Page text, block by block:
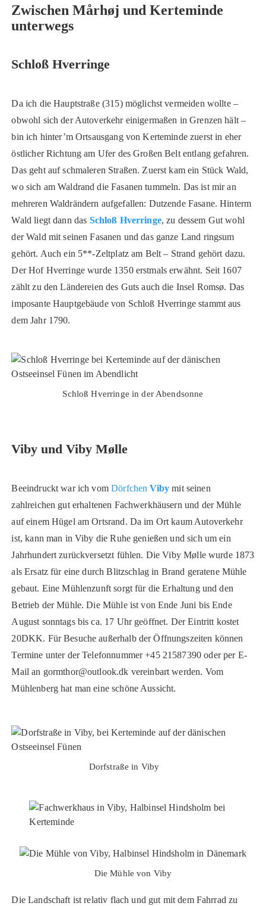
Zwischen Mårhøj und Kerteminde
unterwegs
Schloß Hverringe
Da ich die Hauptstraße (315) möglichst vermeiden wollte –
obwohl sich der Autoverkehr einigermaßen in Grenzen hält –
bin ich hinter’m Ortsausgang von Kerteminde zuerst in eher
östlicher Richtung am Ufer des Großen Belt entlang gefahren.
Das geht auf schmaleren Straßen. Zuerst kam ein Stück Wald,
wo sich am Waldrand die Fasanen tummeln. Das ist mir an
mehreren Waldrändern aufgefallen: Dutzende Fasane. Hinterm
Wald liegt dann das Schloß Hverringe, zu dessem Gut wohl
der Wald mit seinen Fasanen und das ganze Land ringsum
gehört. Auch ein 5**-Zeltplatz am Belt – Strand gehört dazu.
Der Hof Hverringe wurde 1350 erstmals erwähnt. Seit 1607
zählt zu den Ländereien des Guts auch die Insel Romsø. Das
imposante Hauptgebäude von Schloß Hverringe stammt aus
dem Jahr 1790.
Schloß Hverringe in der Abendsonne
Viby und Viby Mølle
Beeindruckt war ich vomDörfchenViby mit seinen
zahlreichen gut erhaltenen Fachwerkhäusern und der Mühle
auf einem Hügel am Ortsrand. Da im Ort kaum Autoverkehr
ist, kann man in Viby die Ruhe genießen und sich um ein
Jahrhundert zurückversetzt fühlen. Die Viby Mølle wurde 1873
als Ersatz für eine durch Blitzschlag in Brand geratene Mühle
gebaut. Eine Mühlenzunft sorgt für die Erhaltung und den
Betrieb der Mühle. Die Mühle ist von Ende Juni bis Ende
August sonntags bis ca. 17 Uhr geöffnet. Der Eintritt kostet
20DKK. Für Besuche außerhalb der Öffnungszeiten können
Termine unter der Telefonnummer +45 21587390 oder per E-
Mail an gormthor@outlook.dk vereinbart werden. Vom
Mühlenberg hat man eine schöne Aussicht.
Dorfstraße in Viby
Die Mühle von Viby
Die Landschaft ist relativ flach und gut mit dem Fahrrad zu